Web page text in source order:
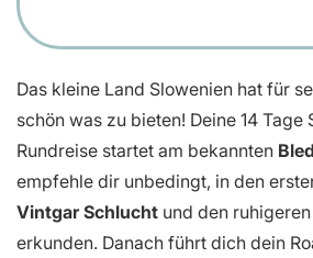
Das kleine Land Slowenien hat für
schön was zu bieten! Deine 14 Tage
Rundreise startet am bekannten
empfehle dir unbedingt, in den
Vintgar Schlucht und den ruhigeren
erkunden. Danach führt dich dein